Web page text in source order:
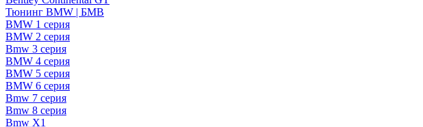
Тюнинг BMW | БМВ
BMW 1 серия
BMW 2 серия
Bmw 3 серия
BMW 4 серия
BMW 5 серия
BMW 6 серия
Bmw 7 серия
Bmw 8 серия
Bmw X1